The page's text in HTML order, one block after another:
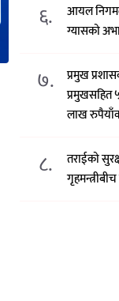
६.
आयल
ग्यासको
७.
प्रमुख
प्रमुखसहित
लाख रुपैयाँको
८.
तराईको